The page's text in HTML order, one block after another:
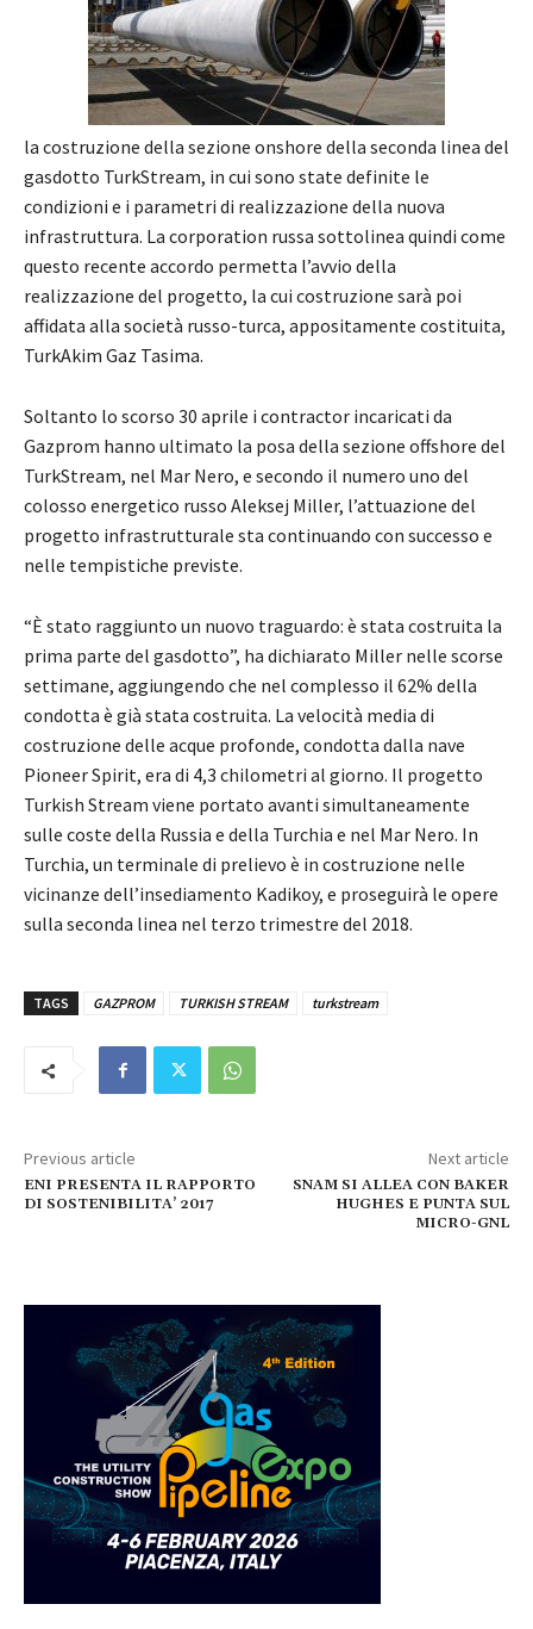
la costruzione della sezione onshore della seconda linea del
gasdotto TurkStream, in cui sono state definite le
condizioni e i parametri di realizzazione della nuova
infrastruttura. La corporation russa sottolinea quindi come
questo recente accordo permetta l’avvio della
realizzazione del progetto, la cui costruzione sarà poi
affidata alla società russo-turca, appositamente costituita,
TurkAkim Gaz Tasima.
Soltanto lo scorso 30 aprile i contractor incaricati da
Gazprom hanno ultimato la posa della sezione offshore del
TurkStream, nel Mar Nero, e secondo il numero uno del
colosso energetico russo Aleksej Miller, l’attuazione del
progetto infrastrutturale sta continuando con successo e
nelle tempistiche previste.
“È stato raggiunto un nuovo traguardo: è stata costruita la
prima parte del gasdotto”, ha dichiarato Miller nelle scorse
settimane, aggiungendo che nel complesso il 62% della
condotta è già stata costruita. La velocità media di
costruzione delle acque profonde, condotta dalla nave
Pioneer Spirit, era di 4,3 chilometri al giorno. Il progetto
Turkish Stream viene portato avanti simultaneamente
sulle coste della Russia e della Turchia e nel Mar Nero. In
Turchia, un terminale di prelievo è in costruzione nelle
vicinanze dell’insediamento Kadikoy, e proseguirà le opere
sulla seconda linea nel terzo trimestre del 2018.
TAGS GAZPROM TURKISH STREAM turkstream
Previous article
ENI PRESENTA IL RAPPORTO
DI SOSTENIBILITA’ 2017
Next article
SNAM SI ALLEA CON BAKER
HUGHES E PUNTA SUL
MICRO-GNL